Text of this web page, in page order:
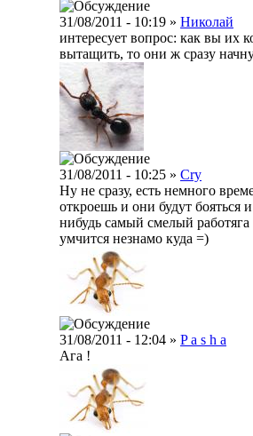
31/08/2011 - 10:19 » Николай
интересует вопрос: как вы их
вытащить, то они ж сразу
31/08/2011 - 10:25 » Cry
Ну не сразу, есть немного
откроешь и они будут бояться
нибудь самый смелый
умчится незнамо куда =)
31/08/2011 - 12:04 » P a s h a
Ага !